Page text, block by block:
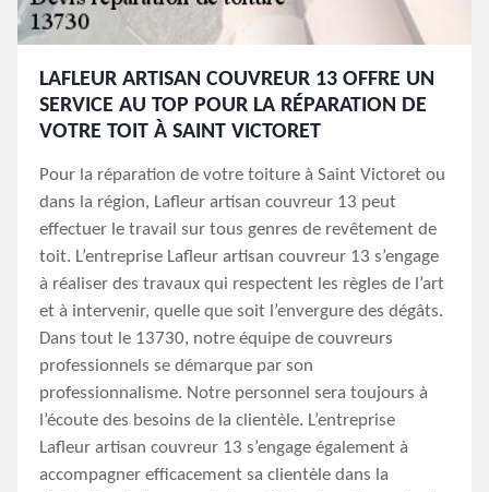
LAFLEUR ARTISAN COUVREUR 13 OFFRE UN
SERVICE AU TOP POUR LA RÉPARATION DE
VOTRE TOIT À SAINT VICTORET
Pour la réparation de votre toiture à Saint Victoret ou
dans la région, Lafleur artisan couvreur 13 peut
effectuer le travail sur tous genres de revêtement de
toit. L’entreprise Lafleur artisan couvreur 13 s’engage
à réaliser des travaux qui respectent les règles de l’art
et à intervenir, quelle que soit l’envergure des dégâts.
Dans tout le 13730, notre équipe de couvreurs
professionnels se démarque par son
professionnalisme. Notre personnel sera toujours à
l’écoute des besoins de la clientèle. L’entreprise
Lafleur artisan couvreur 13 s’engage également à
accompagner efficacement sa clientèle dans la